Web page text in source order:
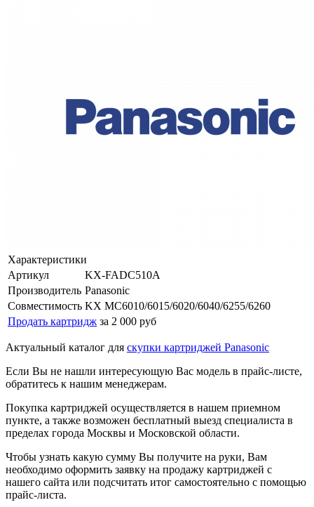
Характеристики
Артикул
KX-FADC510A
Производитель Panasonic
Совместимость KX MC6010/6015/6020/6040/6255/6260
Продать картридж за 2 000 руб
Актуальный каталог для скупки картриджей Panasonic
Если Вы не нашли интересующую Вас модель в прайс-листе,
обратитесь к нашим менеджерам.
Покупка картриджей осуществляется в нашем приемном
пункте, а также возможен бесплатный выезд специалиста в
пределах города Москвы и Московской области.
Чтобы узнать какую сумму Вы получите на руки, Вам
необходимо оформить заявку на продажу картриджей с
нашего сайта или подсчитать итог самостоятельно с помощью
прайс-листа.